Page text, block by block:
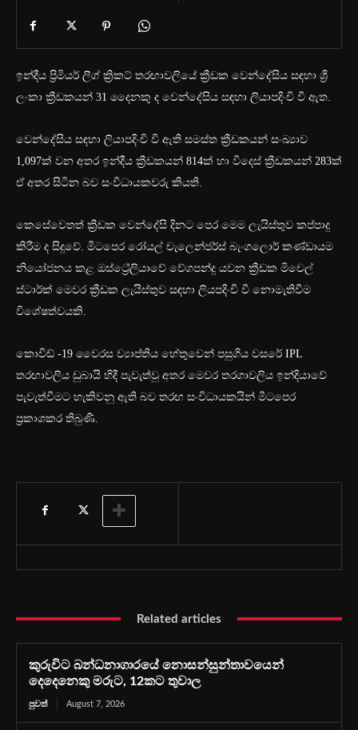
ඉන්දීය ප්‍රිමියර් ලීග් ක්‍රිකට් තරඟාවලියේ ක්‍රීඩක වෙන්දේසිය සඳහා ශ්‍රී
ලංකා ක්‍රීඩකයන් 31 දෛනකු ද වෙන්දේසිය සඳහා ලියාපදිංචි වී ඇත.
වෙන්දේසිය සඳහා ලියාපදිංචි වී ඇති සමස්ත ක්‍රීඩකයන් සංඛ්‍යාව
1,097ක් වන අතර ඉන්දීය ක්‍රීඩකයන් 814ක් හා විදෙස් ක්‍රීඩකයන් 283ක්
ඒ අතර සිටින බව සංවිධායකවරු කියති.
කෙසේවෙතත් ක්‍රීඩක වෙන්දේසි දිනට පෙර මෙම ලැයිස්තුව කප්පාදු
කිරීම ද සිදුවේ. මීටපෙර රෝයල් චැලෙන්ජර්ස් බැංගලොර් කණ්ඩායම
නියෝජනය කළ ඔස්ට්‍රේලියාවේ වේගපන්දු යවන ක්‍රීඩක මිචෙල්
ස්ටාර්ක් මෙවර ක්‍රීඩක ලැයිස්තුව සඳහා ලියපදිංචි වී නොමැතිවීම
විශේෂත්වයකි.
කොවිඩ් -19 වෛරස ව්‍යාප්තිය හේතුවෙන් පසුගිය වසරේ IPL
තරඟාවලිය ඩුබායි හිදී පැවැත්වු අතර මෙවර තරගාවලිය ඉන්දියාවේ
පැවැත්වීමට හැකිවනු ඇති බව තරඟ සංවිධායකයින් මීටපෙර
ප්‍රකාශකර තිබුණි.
Related articles
කුරුවිට බන්ධනාගාරයේ නොසන්සුන්තාවයෙන්
දෙදෙනෙකු මරුට, 12කට තුවාල
පුවත් August 7, 2026